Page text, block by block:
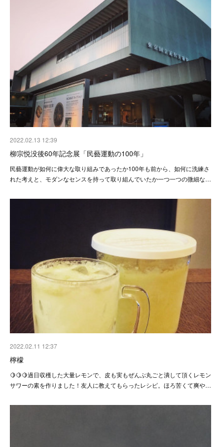
2022.02.13 12:39
柳宗悦没後60年記念展「民藝運動の100年」
民藝運動が如何に偉大な取り組みであったか100年も前から、如何に洗練さ
れた考えと、モダンなセンスを持って取り組んでいたか一つ一つの微細な…
2022.02.11 12:37
檸檬
🍋🍋🍋過日収穫した大量レモンで、皮も実もぜんぶ丸ごと潰して頂くレモン
サワーの素を作りました！友人に教えてもらったレシピ。ほろ苦くて爽や…